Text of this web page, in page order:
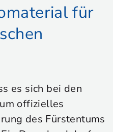
für
es sich bei den
offizielles
des Fürstentums